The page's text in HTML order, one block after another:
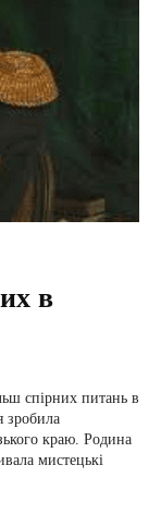
в
спірних питань в
зробила
краю. Родина
мистецькі